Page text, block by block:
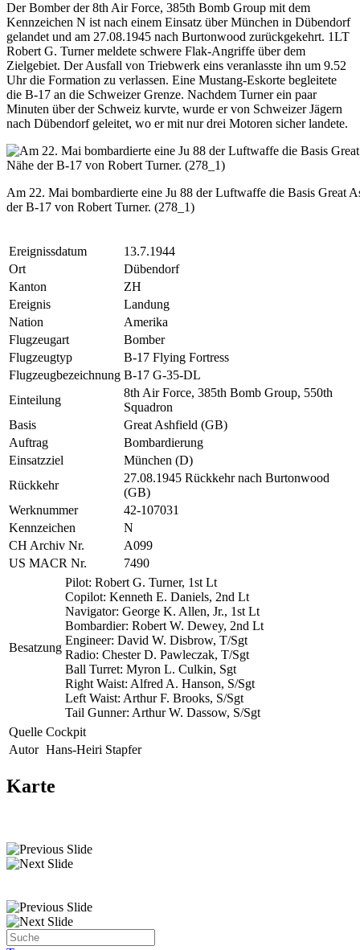
Der Bomber der 8th Air Force, 385th Bomb Group mit dem
Kennzeichen N ist nach einem Einsatz über München in Dübendorf
gelandet und am 27.08.1945 nach Burtonwood zurückgekehrt. 1LT
Robert G. Turner meldete schwere Flak-Angriffe über dem
Zielgebiet. Der Ausfall von Triebwerk eins veranlasste ihn um 9.52
Uhr die Formation zu verlassen. Eine Mustang-Eskorte begleitete
die B-17 an die Schweizer Grenze. Nachdem Turner ein paar
Minuten über der Schweiz kurvte, wurde er von Schweizer Jägern
nach Dübendorf geleitet, wo er mit nur drei Motoren sicher landete.
Am 22. Mai bombardierte eine Ju 88 der Luftwaffe die Basis Great
der B-17 von Robert Turner. (278_1)
Ereignissdatum
13.7.1944
Ort
Dübendorf
Kanton
ZH
Ereignis
Landung
Nation
Amerika
Flugzeugart
Bomber
Flugzeugtyp
B-17 Flying Fortress
Flugzeugbezeichnung B-17 G-35-DL
Einteilung
8th Air Force, 385th Bomb Group, 550th
Squadron
Basis
Great Ashfield (GB)
Auftrag
Bombardierung
Einsatzziel
München (D)
Rückkehr
27.08.1945 Rückkehr nach Burtonwood
(GB)
Werknummer
42-107031
Kennzeichen
N
CH Archiv Nr.
A099
US MACR Nr.
7490
Besatzung
Pilot: Robert G. Turner, 1st Lt
Copilot: Kenneth E. Daniels, 2nd Lt
Navigator: George K. Allen, Jr., 1st Lt
Bombardier: Robert W. Dewey, 2nd Lt
Engineer: David W. Disbrow, T/Sgt
Radio: Chester D. Pawleczak, T/Sgt
Ball Turret: Myron L. Culkin, Sgt
Right Waist: Alfred A. Hanson, S/Sgt
Left Waist: Arthur F. Brooks, S/Sgt
Tail Gunner: Arthur W. Dassow, S/Sgt
Quelle Cockpit
Autor Hans-Heiri Stapfer
Karte